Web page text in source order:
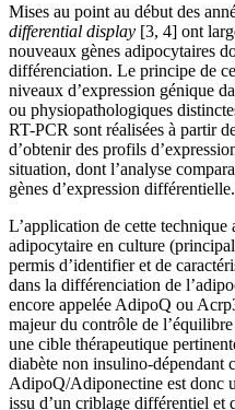
Mises au point au début des
differential display [3, 4] ont
nouveaux gènes adipocytaires
différenciation. Le principe de
niveaux d’expression génique
ou physiopathologiques
RT-PCR sont réalisées à partir
d’obtenir des profils
situation, dont l’analyse
gènes d’expression différentielle.
L’application de cette
adipocytaire en culture
permis d’identifier et de
dans la différenciation de
encore appelée AdipoQ ou
majeur du contrôle de
une cible thérapeutique
diabète non insulino-dépendant
AdipoQ/Adiponectine est donc
issu d’un criblage différentiel et